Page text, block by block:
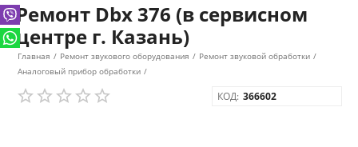
Ремонт Dbx 376 (в сервисном
центре г. Казань)
Главная / Ремонт звукового оборудования / Ремонт звуковой обработки /
Аналоговый прибор обработки /
КОД: 366602